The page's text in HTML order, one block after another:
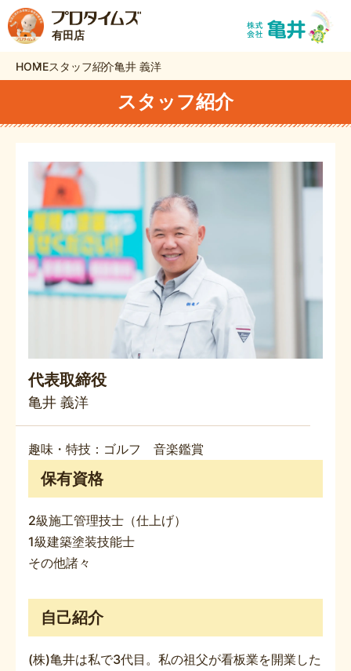
有田店
HOMEスタッフ紹介亀井 義洋
スタッフ紹介
代表取締役
亀井 義洋
趣味・特技：ゴルフ 音楽鑑賞
保有資格
2級施工管理技士（仕上げ）
1級建築塗装技能士
その他諸々
自己紹介
(株)亀井は私で3代目。私の祖父が看板業を開業した